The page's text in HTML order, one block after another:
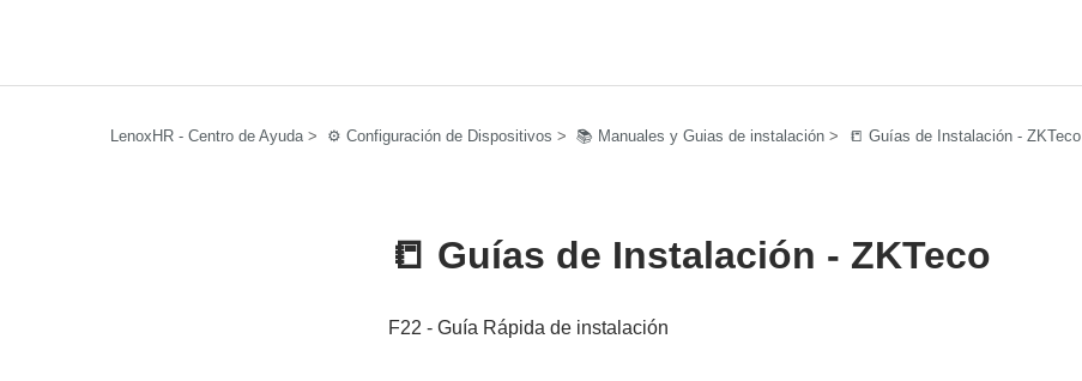
LenoxHR - Centro de Ayuda ⚙️ Configuración de Dispositivos 📚 Manuales y Guias de instalación 📒 Guías de Instalación - ZKTeco
📒 Guías de Instalación - ZKTeco
F22 - Guía Rápida de instalación